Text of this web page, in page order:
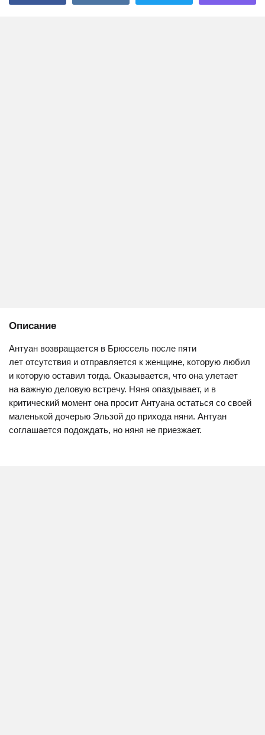
Описание
Антуан возвращается в Брюссель после пяти
лет отсутствия и отправляется к женщине, которую любил
и которую оставил тогда. Оказывается, что она улетает
на важную деловую встречу. Няня опаздывает, и в
критический момент она просит Антуана остаться со своей
маленькой дочерью Эльзой до прихода няни. Антуан
соглашается подождать, но няня не приезжает.